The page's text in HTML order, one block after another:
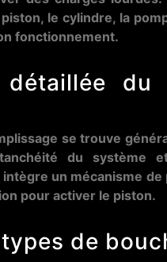
le cylindre, la
fonctionnement.
détaillée
se trouve
du système
un mécanisme
pour activer le piston.
de